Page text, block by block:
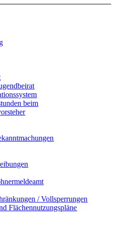
beim
/ Vollsperrungen
Flächennutzungspläne